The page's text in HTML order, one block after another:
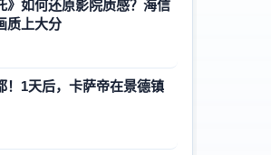
》如何还原影院质感？海信
质上大分
！1天后，卡萨帝在景德镇